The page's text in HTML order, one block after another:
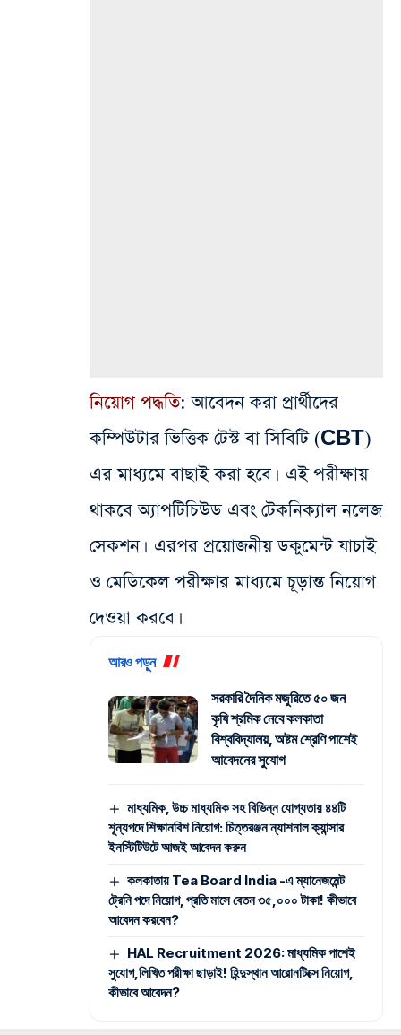
নিয়োগ পদ্ধতি: আবেদন করা প্রার্থীদের
কম্পিউটার ভিত্তিক টেস্ট বা সিবিটি (CBT)
এর মাধ্যমে বাছাই করা হবে। এই পরীক্ষায়
থাকবে অ্যাপটিচিউড এবং টেকনিক্যাল নলেজ
সেকশন। এরপর প্রয়োজনীয় ডকুমেন্ট যাচাই
ও মেডিকেল পরীক্ষার মাধ্যমে চূড়ান্ত নিয়োগ
দেওয়া করবে।
আরও পড়ুন
সরকারি দৈনিক মজুরিতে ৫০ জন
কৃষি শ্রমিক নেবে কলকাতা
বিশ্ববিদ্যালয়, অষ্টম শ্রেণি পাশেই
আবেদনের সুযোগ
মাধ্যমিক, উচ্চ মাধ্যমিক সহ বিভিন্ন যোগ্যতায় ৪৪টি
শূন্যপদে শিক্ষানবিশ নিয়োগ: চিত্তরঞ্জন ন্যাশনাল ক্যান্সার
ইনস্টিটিউটে আজই আবেদন করুন
কলকাতায় Tea Board India -এ ম্যানেজমেন্ট
ট্রেনি পদে নিয়োগ, প্রতি মাসে বেতন ৩৫,০০০ টাকা! কীভাবে
আবেদন করবেন?
HAL Recruitment 2026: মাধ্যমিক পাশেই
সুযোগ,লিখিত পরীক্ষা ছাড়াই! হিন্দুস্থান আরোনটিক্সে নিয়োগ,
কীভাবে আবেদন?